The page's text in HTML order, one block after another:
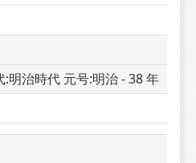
明治時代 元号:明治 - 38 年